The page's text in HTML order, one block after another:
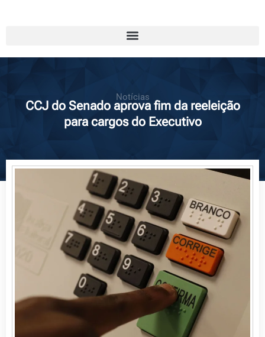
Notícias
CCJ do Senado aprova fim da reeleição
para cargos do Executivo